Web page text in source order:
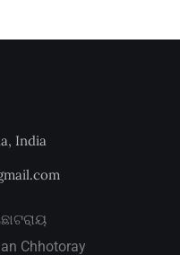
India
Chhotoray